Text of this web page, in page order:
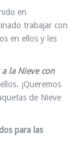
en
trabajar con
en ellos y les
la Nieve con
¡Queremos
de Nieve
para las